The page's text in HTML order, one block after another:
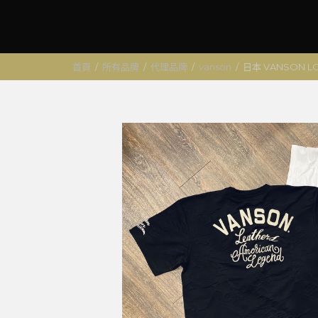
首頁 / 所有品牌 / 代理品牌 / vanson / 日本 VANSON